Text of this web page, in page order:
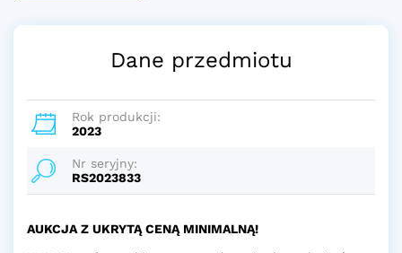
Dane przedmiotu
Rok produkcji:
2023
Nr seryjny:
RS2023833
AUKCJA Z UKRYTĄ CENĄ MINIMALNĄ!